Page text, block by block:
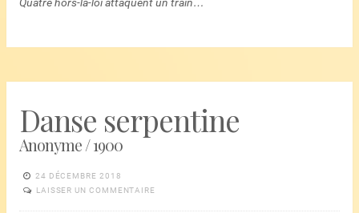
Quatre hors-la-loi attaquent un train…
Danse serpentine
Anonyme / 1900
24 DÉCEMBRE 2018
LAISSER UN COMMENTAIRE